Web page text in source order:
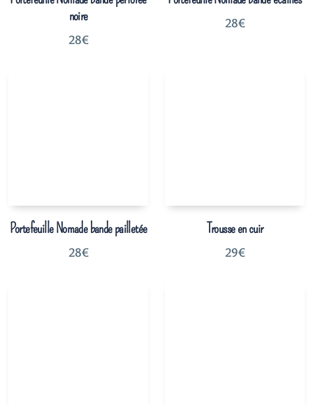
noire
28€
28€
Portefeuille Nomade bande pailletée
28€
Trousse en cuir
29€